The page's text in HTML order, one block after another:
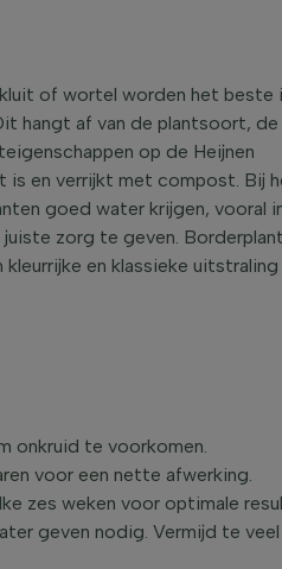
of wortel worden het beste
hangt af van de plantsoort, de
op de Heijnen
is en verrijkt met compost. Bij
goed water krijgen, vooral
zorg te geven.
en klassieke uitstraling
onkruid te voorkomen.
voor een nette afwerking.
zes weken voor optimale
geven nodig. Vermijd te